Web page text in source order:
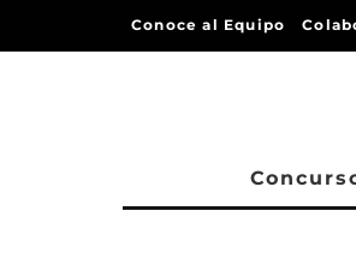
Conoce al Equipo